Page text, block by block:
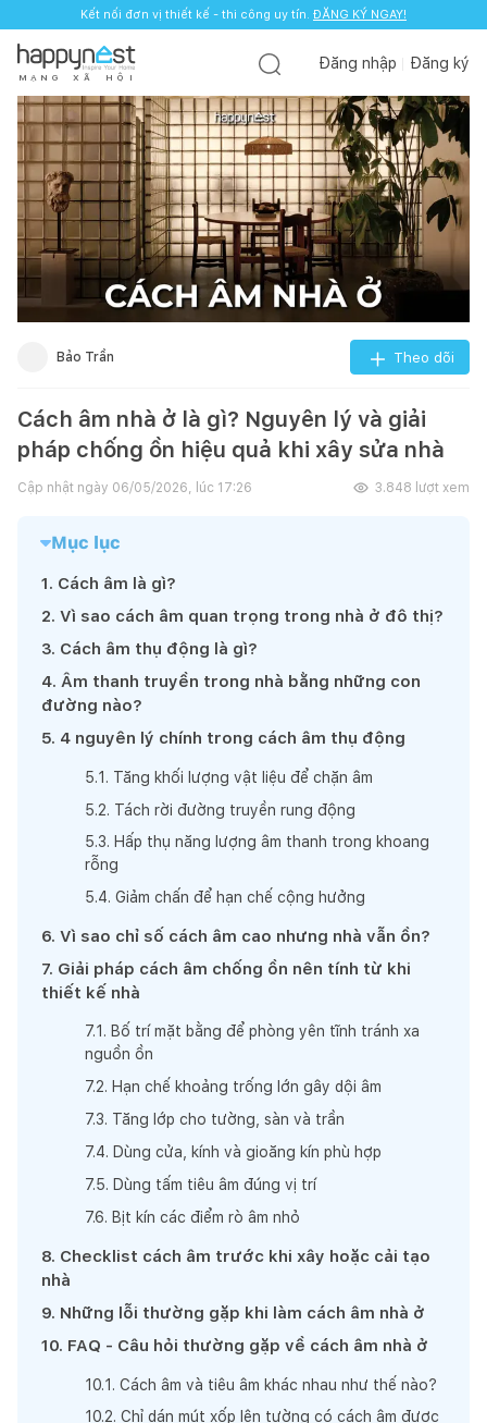
Kết nối đơn vị thiết kế - thi công uy tín. ĐĂNG KÝ NGAY!
M Ạ N G X Ã H Ộ I
Đăng nhập Đăng ký
Bảo Trần Theo dõi
Cách âm nhà ở là gì? Nguyên lý và giải
pháp chống ồn hiệu quả khi xây sửa nhà
Cập nhật ngày 06/05/2026, lúc 17:26 3.848 lượt xem
Mục lục
1. Cách âm là gì?
2. Vì sao cách âm quan trọng trong nhà ở đô thị?
3. Cách âm thụ động là gì?
4. Âm thanh truyền trong nhà bằng những con
đường nào?
5. 4 nguyên lý chính trong cách âm thụ động
5.1 . Tăng khối lượng vật liệu để chặn âm
5.2. Tách rời đường truyền rung động
5.3. Hấp thụ năng lượng âm thanh trong khoang
rỗng
5.4. Giảm chấn để hạn chế cộng hưởng
6. Vì sao chỉ số cách âm cao nhưng nhà vẫn ồn?
7. Giải pháp cách âm chống ồn nên tính từ khi
thiết kế nhà
7.1 . Bố trí mặt bằng để phòng yên tĩnh tránh xa
nguồn ồn
7.2. Hạn chế khoảng trống lớn gây dội âm
7.3. Tăng lớp cho tường, sàn và trần
7.4. Dùng cửa, kính và gioăng kín phù hợp
7.5. Dùng tấm tiêu âm đúng vị trí
7.6. Bịt kín các điểm rò âm nhỏ
8. Checklist cách âm trước khi xây hoặc cải tạo
nhà
9. Những lỗi thường gặp khi làm cách âm nhà ở
10. FAQ - Câu hỏi thường gặp về cách âm nhà ở
10.1 . Cách âm và tiêu âm khác nhau như thế nào?
10.2. Chỉ dán mút xốp lên tường có cách âm được